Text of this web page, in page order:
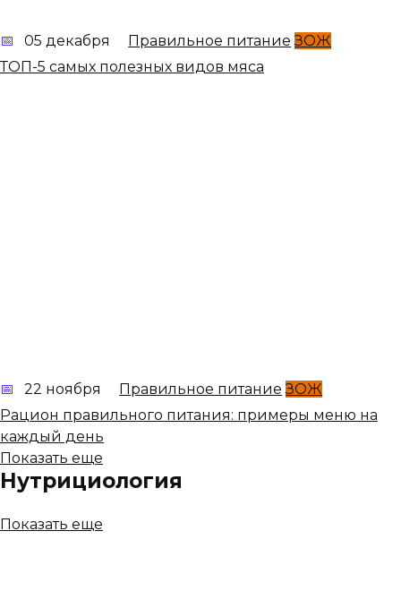
05 декабря Правильное питание ЗОЖ
ТОП-5 самых полезных видов мяса
22 ноября Правильное питание ЗОЖ
Рацион правильного питания: примеры меню на
каждый день
Показать еще
Нутрициология
Показать еще